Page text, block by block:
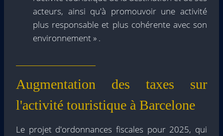
acteurs, ainsi qu'à promouvoir une activité
plus responsable et plus cohérente avec son
environnement » .
Augmentation des taxes sur
l'activité touristique à Barcelone
Le projet d'ordonnances fiscales pour 2025, qui